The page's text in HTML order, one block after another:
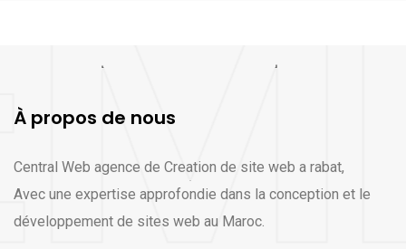
À propos de nous
Central Web agence de Creation de site web a rabat,
Avec une expertise approfondie dans la conception et le
développement de sites web au Maroc.